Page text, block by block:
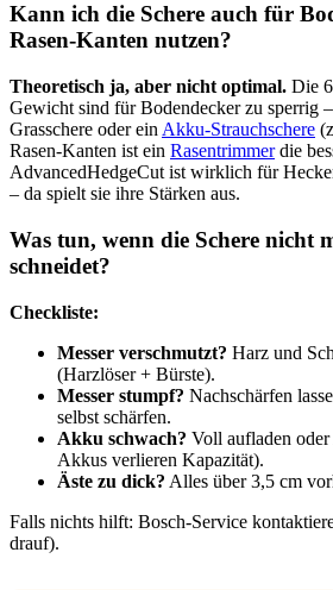
Kann ich die Schere auch für
Rasen-Kanten nutzen?
Theoretisch ja, aber nicht optimal. Die
Gewicht sind für Bodendecker zu sperrig
Grasschere oder ein Akku-Strauchschere
Rasen-Kanten ist ein Rasentrimmerdie
AdvancedHedgeCut ist wirklich für
– da spielt sie ihre Stärken aus.
Was tun, wenn die Schere nicht
schneidet?
Checkliste:
Messer verschmutzt? Harz und
(Harzlöser + Bürste).
Messer stumpf? Nachschärfen
selbst schärfen.
Akku schwach? Voll aufladen
Akkus verlieren Kapazität).
Äste zu dick? Alles über 3,5 cm
Falls nichts hilft: Bosch-Service
drauf).